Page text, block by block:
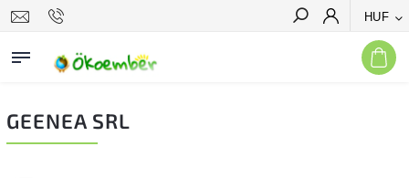
HUF
Keresés
GEENEA SRL